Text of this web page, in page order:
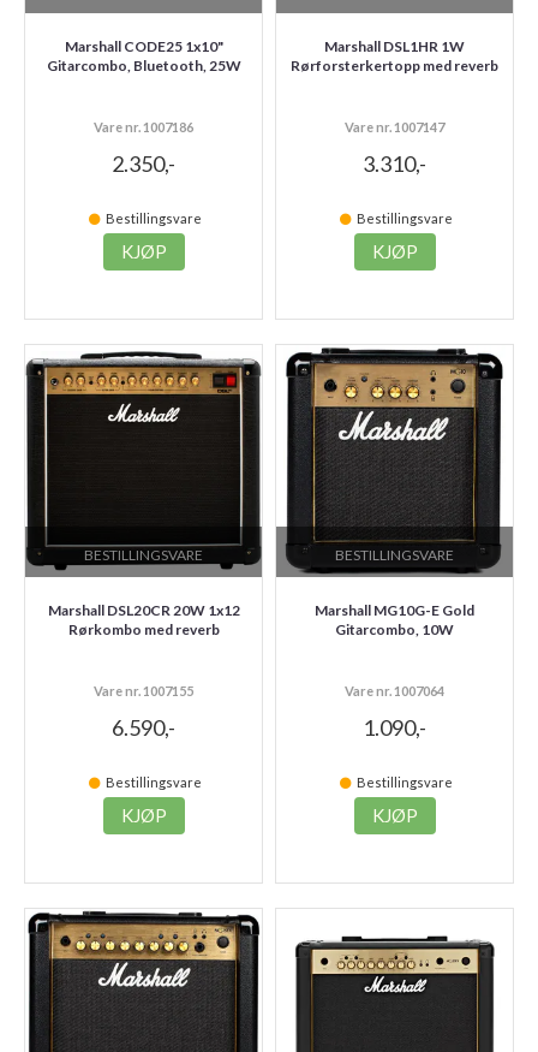
Marshall CODE25 1x10"
Gitarcombo, Bluetooth, 25W
Vare nr. 1007186
2.350,-
Bestillingsvare
KJØP
Marshall DSL1HR 1W
Rørforsterkertopp med reverb
Vare nr. 1007147
3.310,-
Bestillingsvare
KJØP
BESTILLINGSVARE
Marshall DSL20CR 20W 1x12
Rørkombo med reverb
Vare nr. 1007155
6.590,-
Bestillingsvare
KJØP
BESTILLINGSVARE
Marshall MG10G-E Gold
Gitarcombo, 10W
Vare nr. 1007064
1.090,-
Bestillingsvare
KJØP